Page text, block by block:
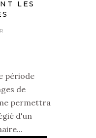
LES
période
de
permettra
d'un